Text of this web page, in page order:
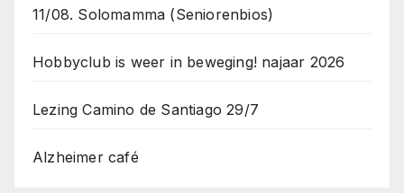
11/08. Solomamma (Seniorenbios)
Hobbyclub is weer in beweging! najaar 2026
Lezing Camino de Santiago 29/7
Alzheimer café